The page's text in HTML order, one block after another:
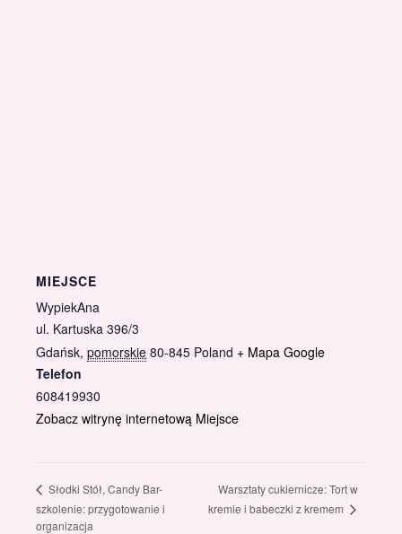
MIEJSCE
WypiekAna
ul. Kartuska 396/3
Gdańsk, pomorskie 80-845 Poland + Mapa Google
Telefon
608419930
Zobacz witrynę internetową Miejsce
Słodki Stół, Candy Bar-
szkolenie: przygotowanie i
organizacja
Warsztaty cukiernicze: Tort w
kremie i babeczki z kremem